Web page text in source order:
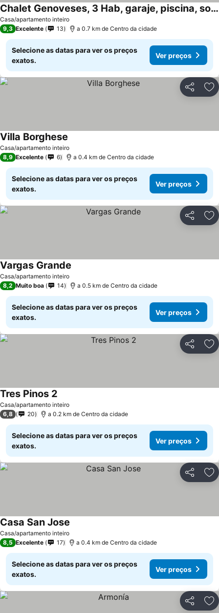
Casa/apartamento inteiro
Chalet Genoveses, 3 Hab, garaje, piscina, solárium y WiFi
9,3 Excelente 13 a 0.7 km de Centro da cidade
Selecione as datas para ver os preços
exatos.
Ver preços
Partilhar
Casa/apartamento inteiro
Villa Borghese
8,9 Excelente 6 a 0.4 km de Centro da cidade
Selecione as datas para ver os preços
exatos.
Ver preços
Partilhar
Casa/apartamento inteiro
Vargas Grande
8,2 Muito boa 14 a 0.5 km de Centro da cidade
Selecione as datas para ver os preços
exatos.
Ver preços
Partilhar
Casa/apartamento inteiro
Tres Pinos 2
6,8 20 a 0.2 km de Centro da cidade
Selecione as datas para ver os preços
exatos.
Ver preços
Partilhar
Casa/apartamento inteiro
Casa San Jose
8,5 Excelente 17 a 0.4 km de Centro da cidade
Selecione as datas para ver os preços
exatos.
Ver preços
Partilhar